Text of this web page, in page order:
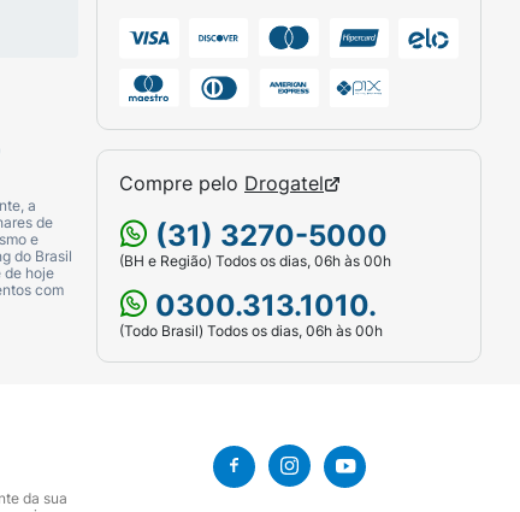
a
de
e
do Brasil
de hoje
com
Compre pelo Drogatel
(31) 3270-5000
(BH e Região) Todos os dias, 06h às 00h
0300.313.1010.
(Todo Brasil) Todos os dias, 06h às 00h
da sua